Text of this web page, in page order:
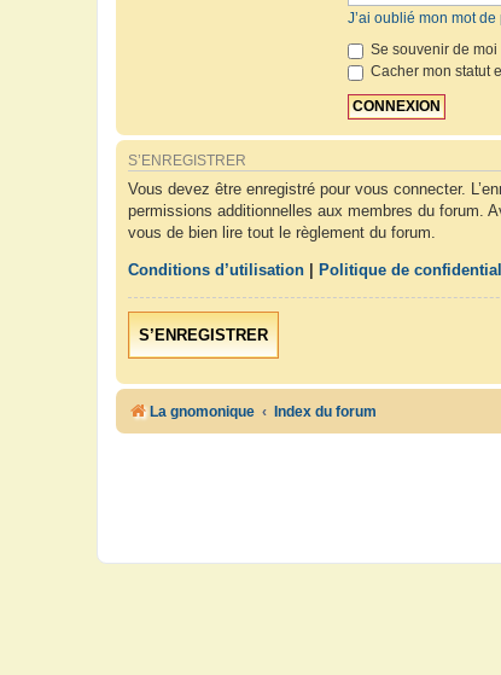
J’ai oublié mon mot de
Se souvenir de moi
Cacher mon statut
S’ENREGISTRER
Vous devez être enregistré pour vous connecter.
permissions additionnelles aux membres du forum.
vous de bien lire tout le règlement du forum.
Conditions d’utilisation Politique de
S’ENREGISTRER
La gnomonique Index du forum